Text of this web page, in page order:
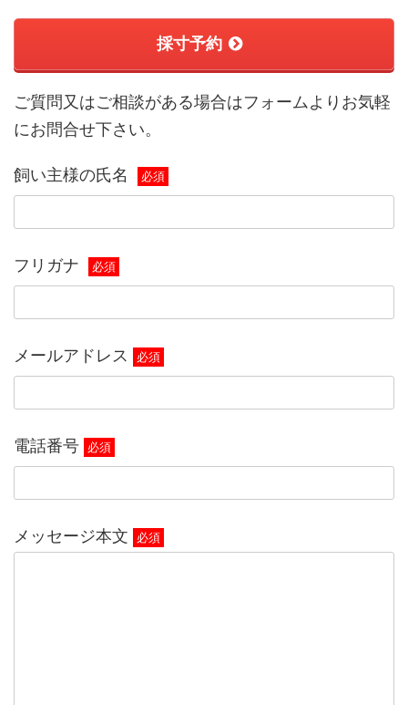
採寸予約
ご質問又はご相談がある場合はフォームよりお気軽
にお問合せ下さい。
飼い主様の氏名 必須
フリガナ 必須
メールアドレス 必須
電話番号 必須
メッセージ本文 必須